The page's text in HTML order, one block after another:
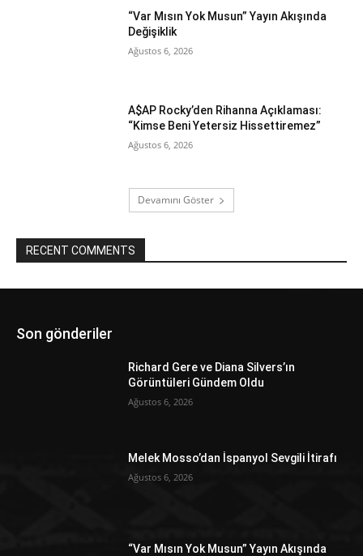
“Var Mısın Yok Musun” Yayın Akışında
Değişiklik
Ağustos 6, 2026
A$AP Rocky’den Rihanna Açıklaması:
“Kimse Beni Yetersiz Hissettiremez”
Ağustos 6, 2026
Devamını Göster
RECENT COMMENTS
Son gönderiler
Richard Gere ve Diana Silvers’ın
Görüntüleri Gündem Oldu
Ağustos 6, 2026
Melek Mosso’dan İspanyol Sevgili İtirafı
Ağustos 6, 2026
“Var Mısın Yok Musun” Yayın Akışında